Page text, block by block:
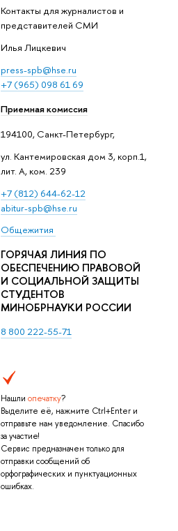
Контакты для журналистов и
представителей СМИ
Илья Лицкевич
press-spb@hse.ru
+7 (965) 098 61 69
Приемная комиссия
194100, Санкт-Петербург,
ул. Кантемировская дом 3, корп.1,
лит. А, ком. 239
+7 (812) 644-62-12
abitur-spb@hse.ru
Общежития
ГОРЯЧАЯ ЛИНИЯ ПО
ОБЕСПЕЧЕНИЮ ПРАВОВОЙ
И СОЦИАЛЬНОЙ ЗАЩИТЫ
СТУДЕНТОВ
МИНОБРНАУКИ РОССИИ
8 800 222-55-71
Нашли опечатку?
Выделите её, нажмите Ctrl+Enter и
отправьте нам уведомление. Спасибо
за участие!
Сервис предназначен только для
отправки сообщений об
орфографических и пунктуационных
ошибках.